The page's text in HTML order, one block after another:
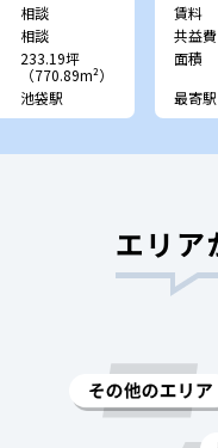
相談
相談
233.19坪
（770.89m²）
池袋駅
賃料
共益費
面積
最寄駅
エリア